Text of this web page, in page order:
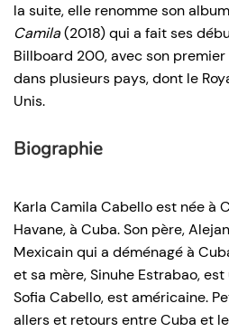
la suite, elle renomme son
Camila(2018) qui a fait ses
Billboard 200, avec son premier
dans plusieurs pays, dont le
Unis.
Biographie
Karla Camila Cabello est née à
Havane, à Cuba. Son père,
Mexicain qui a déménagé à
et sa mère, Sinuhe Estrabao,
Sofia Cabello, est américaine.
allers et retours entre Cuba et